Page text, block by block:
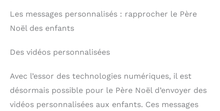
Les messages personnalisés : rapprocher le Père
Noël des enfants
Des vidéos personnalisées
Avec l’essor des technologies numériques, il est
désormais possible pour le Père Noël d’envoyer des
vidéos personnalisées aux enfants. Ces messages